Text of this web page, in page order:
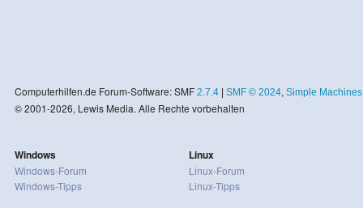
Computerhilfen.de Forum-Software: SMF 2.7.4| SMF © 2024, Simple Machines
© 2001-2026, Lewis Media. Alle Rechte vorbehalten
Windows
Windows-Forum
Windows-Tipps
Linux
Linux-Forum
Linux-Tipps